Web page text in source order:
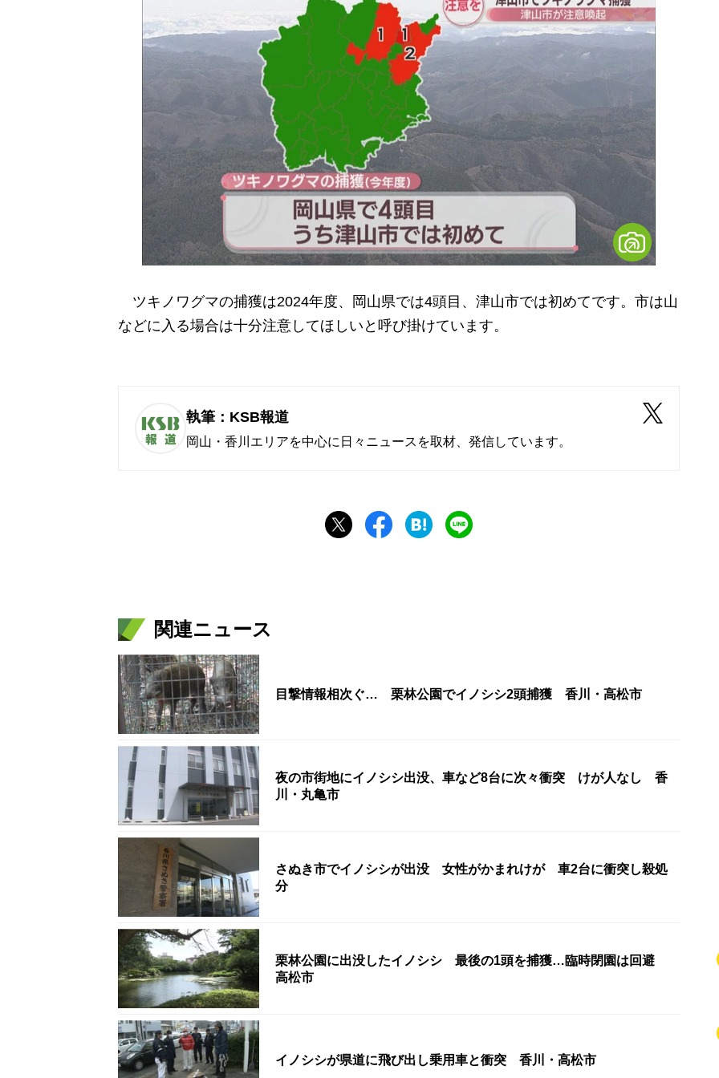
ツキノワグマの捕獲は2024年度、岡山県では4頭目、津山市では初めてです。市は山
などに入る場合は十分注意してほしいと呼び掛けています。
執筆：KSB報道
岡山・香川エリアを中心に日々ニュースを取材、発信しています。
関連ニュース
目撃情報相次ぐ… 栗林公園でイノシシ2頭捕獲 香川・高松市
夜の市街地にイノシシ出没、車など8台に次々衝突 けが人なし 香
川・丸亀市
さぬき市でイノシシが出没 女性がかまれけが 車2台に衝突し殺処
分
栗林公園に出没したイノシシ 最後の1頭を捕獲…臨時閉園は回避
高松市
イノシシが県道に飛び出し乗用車と衝突 香川・高松市